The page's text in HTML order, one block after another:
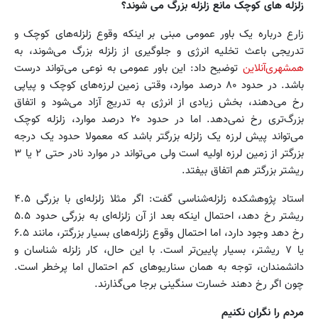
زلزله ‌های کوچک مانع زلزله بزرگ می ‌شوند؟
زارع درباره یک باور عمومی مبنی بر اینکه وقوع زلزله‌های کوچک و
تدریجی باعث تخلیه انرژی و جلوگیری از زلزله بزرگ می‌شوند، به
همشهری‌آنلاین توضیح داد: این باور عمومی به نوعی می‌تواند درست
باشد. در حدود ۸۰ درصد موارد، وقتی زمین ‌لرزه‌های کوچک و پیاپی
رخ می‌دهند، بخش زیادی از انرژی به ‌تدریج آزاد می‌شود و اتفاق
بزرگ‌تری رخ نمی‌دهد. اما در حدود ۲۰ درصد موارد، زلزله کوچک
می‌تواند پیش ‌لرزه یک زلزله بزرگتر باشد که معمولا حدود یک درجه
بزرگتر از زمین لرزه اولیه است ولی می‌تواند در موارد نادر حتی ۲ یا ۳
ریشتر بزرگتر هم اتفاق بیفتد.
استاد پژوهشکده زلزله‌شناسی گفت: اگر مثلا زلزله‌ای با بزرگی ۴.۵
ریشتر رخ دهد، احتمال اینکه بعد از آن زلزله‌ای به بزرگی حدود ۵.۵
رخ دهد وجود دارد، اما احتمال وقوع زلزله‌های بسیار بزرگتر، مانند ۶.۵
یا ۷ ریشتر، بسیار پایین‌تر است. با این حال، کار زلزله ‌شناسان و
دانشمندان، توجه به همان سناریوهای کم ‌احتمال اما پرخطر است.
چون اگر رخ دهند خسارت سنگینی برجا می‌گذارند.
مردم را نگران نکنیم